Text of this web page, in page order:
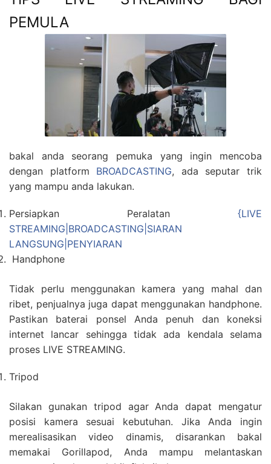
PEMULA
bakal anda seorang pemuka yang ingin mencoba
dengan platform BROADCASTING, ada seputar trik
yang mampu anda lakukan.
Persiapkan Peralatan {LIVE
STREAMING|BROADCASTING|SIARAN
LANGSUNG|PENYIARAN
Handphone
Tidak perlu menggunakan kamera yang mahal dan
ribet, penjualnya juga dapat menggunakan handphone.
Pastikan baterai ponsel Anda penuh dan koneksi
internet lancar sehingga tidak ada kendala selama
proses LIVE STREAMING.
Tripod
Silakan gunakan tripod agar Anda dapat mengatur
posisi kamera sesuai kebutuhan. Jika Anda ingin
merealisasikan video dinamis, disarankan bakal
memakai Gorillapod, Anda mampu melantaskan